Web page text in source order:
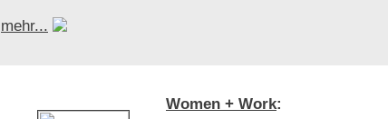
mehr...
Women + Work: